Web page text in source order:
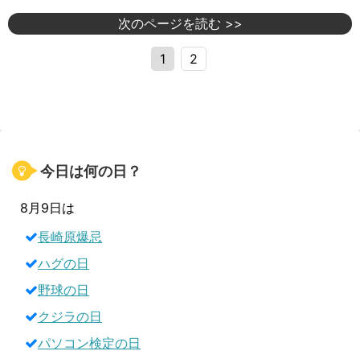
次のページを読む >>
1 2
今日は何の日？
8月9日は
長崎原爆忌
ハグの日
野球の日
クジラの日
パソコン検定の日